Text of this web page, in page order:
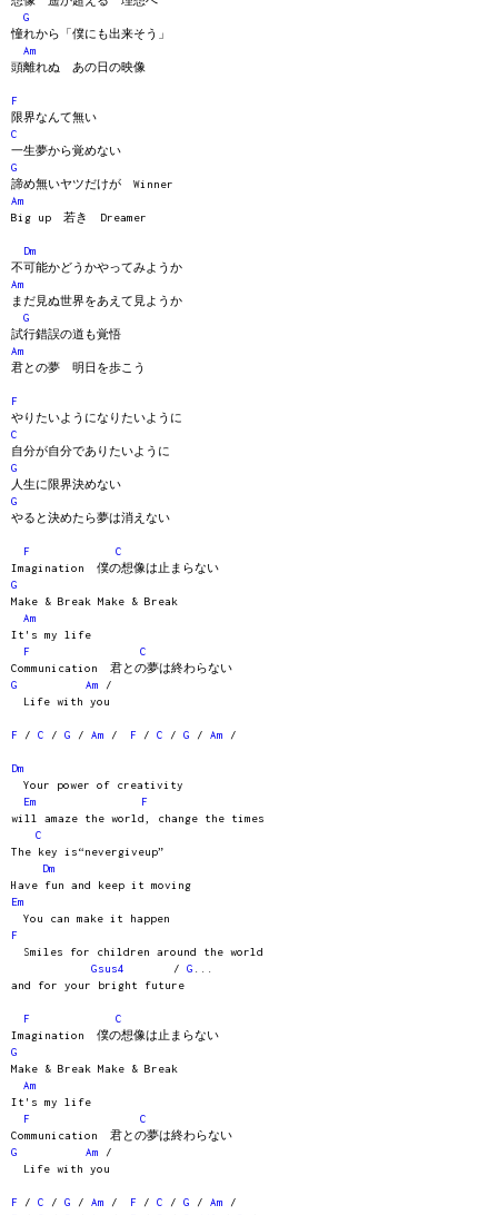
G
憧れから「僕にも出来そう」
Am
頭離れぬ あの日の映像
F
限界なんて無い
C
一生夢から覚めない
G
諦め無いヤツだけが Winner
Am
Big up 若き Dreamer
Dm
不可能かどうかやってみようか
Am
まだ見ぬ世界をあえて見ようか
G
試行錯誤の道も覚悟
Am
君との夢 明日を歩こう
F
やりたいようになりたいように
C
自分が自分でありたいように
G
人生に限界決めない
G
やると決めたら夢は消えない
F
C
Imagination 僕の想像は止まらない
G
Make & Break Make & Break
Am
It's my life
F
C
Communication 君との夢は終わらない
G
Am /
Life with you
F / C / G / Am / F / C / G / Am /
Dm
Your power of creativity
Em
F
will amaze the world, change the times
C
The key is“nevergiveup”
Dm
Have fun and keep it moving
Em
You can make it happen
F
Smiles for children around the world
Gsus4 / G
and for your bright future
F
C
Imagination 僕の想像は止まらない
G
Make & Break Make & Break
Am
It's my life
F
C
Communication 君との夢は終わらない
G
Am /
Life with you
F / C / G / Am / F / C / G / Am /